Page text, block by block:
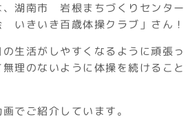
湖南市 岩根まちづくりセンター
いきいき百歳体操クラブ」さん！
生活がしやすくなるように頑張っ
理のないように体操を続けるこ
でご紹介しています。